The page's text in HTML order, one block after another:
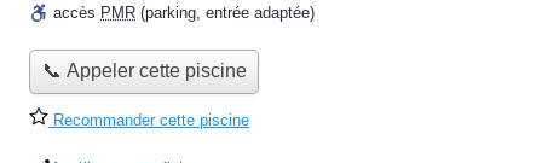
accès PMR (parking, entrée adaptée)
📞 Appeler cette piscine
Recommander cette piscine